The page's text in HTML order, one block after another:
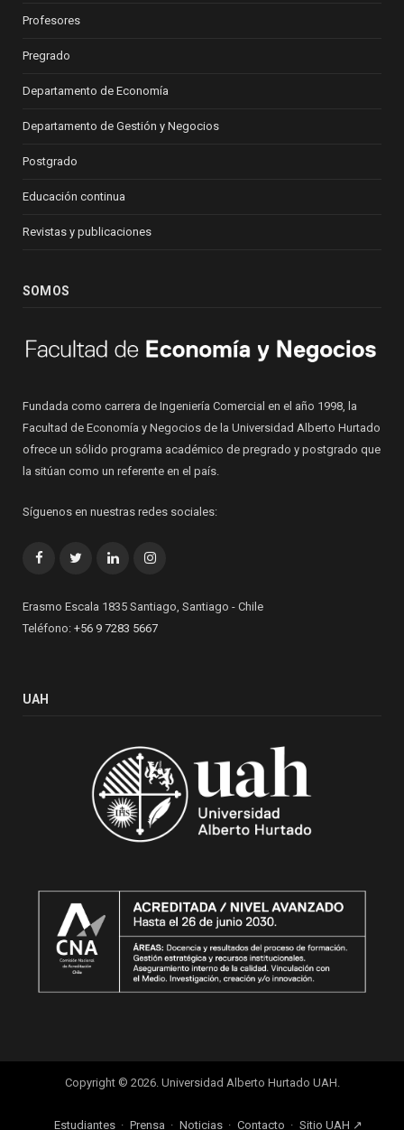
Profesores
Pregrado
Departamento de Economía
Departamento de Gestión y Negocios
Postgrado
Educación continua
Revistas y publicaciones
SOMOS
Fundada como carrera de Ingeniería Comercial en el año 1998, la
Facultad de Economía y Negocios de la Universidad Alberto Hurtado
ofrece un sólido programa académico de pregrado y postgrado que
la sitúan como un referente en el país.
Síguenos en nuestras redes sociales:
FacebookTwitterLinkedInInstagram
Erasmo Escala 1835 Santiago, Santiago - Chile
Teléfono: +56 9 7283 5667
UAH
Copyright © 2026. Universidad Alberto Hurtado UAH.
Estudiantes Prensa Noticias Contacto Sitio UAH ↗